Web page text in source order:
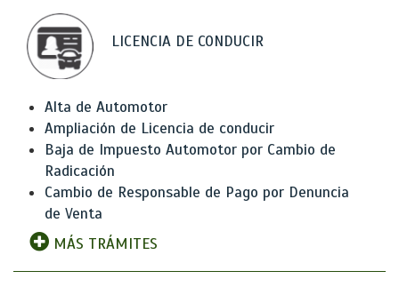
LICENCIA DE CONDUCIR
Alta de Automotor
Ampliación de Licencia de conducir
Baja de Impuesto Automotor por Cambio de
Radicación
Cambio de Responsable de Pago por Denuncia
de Venta
MÁS TRÁMITES